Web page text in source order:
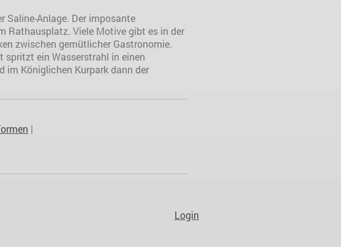
Saline-Anlage. Der imposante
Rathausplatz. Viele Motive gibt es in der
zwischen gemütlicher Gastronomie.
spritzt ein Wasserstrahl in einen
im Königlichen Kurpark dann der
|
Login